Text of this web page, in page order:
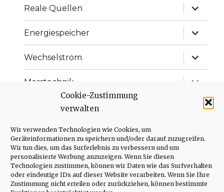
Cookie-Zustimmung
verwalten
Wir verwenden Technologien wie Cookies, um
Geräteinformationen zu speichern und/oder darauf zuzugreifen.
Wir tun dies, um das Surferlebnis zu verbessern und um
personalisierte Werbung anzuzeigen. Wenn Sie diesen
Technologien zustimmen, können wir Daten wie das Surfverhalten
oder eindeutige IDs auf dieser Website verarbeiten. Wenn Sie Ihre
Zustimmung nicht erteilen oder zurückziehen, können bestimmte
Reale Quellen
Energiespeicher
Wechselstrom
Messtechnik
Versorgung von Schaltungen
Messtechnik
Regelungstechnik
Leistungselektronik